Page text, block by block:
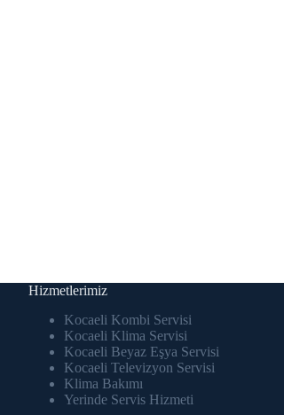
Hizmetlerimiz
Kocaeli Kombi Servisi
Kocaeli Klima Servisi
Kocaeli Beyaz Eşya Servisi
Kocaeli Televizyon Servisi
Klima Bakımı
Yerinde Servis Hizmeti